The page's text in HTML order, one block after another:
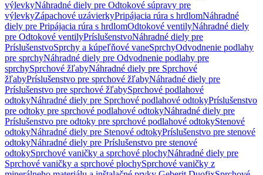
výlevkyNáhradné diely pre Odtokové súpravy pre
výlevkyZápachové uzávierkyPripájacia rúra s hrdlomNáhradné
diely pre Pripájacia rúra s hrdlomOdtokové ventilyNáhradné diely
pre Odtokové ventilyPríslušenstvoNáhradné diely pre
PríslušenstvoSprchy a kúpeľňové vaneSprchyOdvodnenie podlahy
pre sprchyNáhradné diely pre Odvodnenie podlahy pre
sprchySprchové žľabyNáhradné diely pre Sprchové
žľabyPríslušenstvo pre sprchové žľabyNáhradné diely pre
Príslušenstvo pre sprchové žľabySprchové podlahové
odtokyNáhradné diely pre Sprchové podlahové odtokyPríslušenstvo
pre odtoky pre sprchové podlahové odtokyNáhradné diely pre
Príslušenstvo pre odtoky pre sprchové podlahové odtokyStenové
odtokyNáhradné diely pre Stenové odtokyPríslušenstvo pre stenové
odtokyNáhradné diely pre Príslušenstvo pre stenové
odtokySprchové vaničky a sprchové plochyNáhradné diely pre
Sprchové vaničky a sprchové plochySprchové vaničky z